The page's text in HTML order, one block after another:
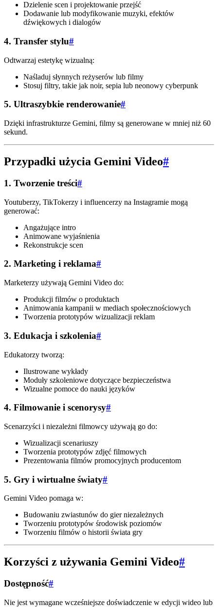
Dzielenie scen i projektowanie przejść
Dodawanie lub modyfikowanie muzyki, efektów
dźwiękowych i dialogów
4. Transfer stylu#
Odtwarzaj estetykę wizualną:
Naśladuj słynnych reżyserów lub filmy
Stosuj filtry, takie jak noir, sepia lub neonowy cyberpunk
5. Ultraszybkie renderowanie#
Dzięki infrastrukturze Gemini, filmy są generowane w mniej niż 60
sekund.
Przypadki użycia Gemini Video#
1. Tworzenie treści#
Youtuberzy, TikTokerzy i influencerzy na Instagramie mogą
generować:
Angażujące intro
Animowane wyjaśnienia
Rekonstrukcje scen
2. Marketing i reklama#
Marketerzy używają Gemini Video do:
Produkcji filmów o produktach
Animowania kampanii w mediach społecznościowych
Tworzenia prototypów wizualizacji reklam
3. Edukacja i szkolenia#
Edukatorzy tworzą:
Ilustrowane wykłady
Moduły szkoleniowe dotyczące bezpieczeństwa
Wizualne pomoce do nauki języków
4. Filmowanie i scenorysy#
Scenarzyści i niezależni filmowcy używają go do:
Wizualizacji scenariuszy
Tworzenia prototypów zdjęć filmowych
Prezentowania filmów promocyjnych producentom
5. Gry i wirtualne światy#
Gemini Video pomaga w:
Budowaniu zwiastunów do gier niezależnych
Tworzeniu prototypów środowisk poziomów
Tworzeniu filmów o historii świata gry
Korzyści z używania Gemini Video#
Dostępność#
Nie jest wymagane wcześniejsze doświadczenie w edycji wideo lub